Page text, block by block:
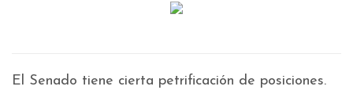
El Senado tiene cierta petrificación de posiciones.